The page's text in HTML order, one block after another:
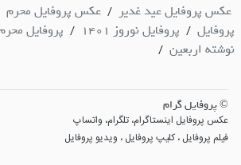
عکس پروفایل عید غدیر / عکس پروفایل محرم
پروفایل / پروفایل نوروز 1401 / پروفایل محرم
نوشته اربعین /
© پروفایل گرام
عکس پروفایل اینستاگرام، تلگرام، واتساپ
فیلم پروفایل ، کلیپ پروفایل ، ویدیو پروفایل